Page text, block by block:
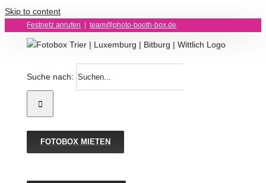
Skip to content
Festnetz anrufen team@photo-booth-box.de
Suche nach:
FOTOBOX MIETEN